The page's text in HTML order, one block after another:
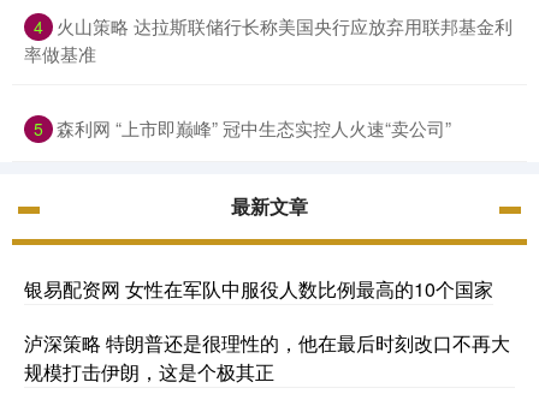
4 火山策略 达拉斯联储行长称美国央行应放弃用联邦基金利
率做基准
5 森利网 “上市即巅峰” 冠中生态实控人火速“卖公司”
最新文章
银易配资网 女性在军队中服役人数比例最高的10个国家
泸深策略 特朗普还是很理性的，他在最后时刻改口不再大
规模打击伊朗，这是个极其正